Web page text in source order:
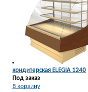
кондитерская ELEGIA 1240
Под заказ
В корзину